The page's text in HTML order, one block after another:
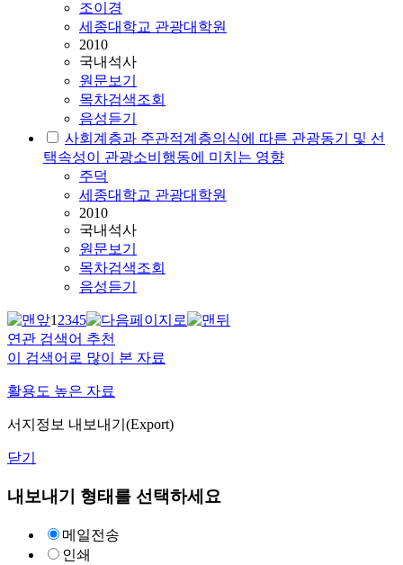
조이경
세종대학교 관광대학원
2010
국내석사
원문보기
목차검색조회
음성듣기
사회계층과 주관적계층의식에 따른 관광동기 및 선
택속성이 관광소비행동에 미치는 영향
주덕
세종대학교 관광대학원
2010
국내석사
원문보기
목차검색조회
음성듣기
12345
연관 검색어 추천
이 검색어로 많이 본 자료
활용도 높은 자료
서지정보 내보내기(Export)
닫기
내보내기 형태를 선택하세요
메일전송
인쇄